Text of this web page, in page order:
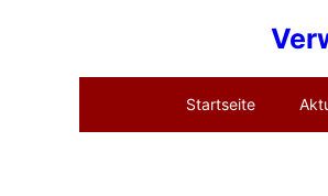
Startseite